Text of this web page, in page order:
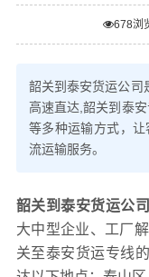
678浏
韶关到泰安货运公司
高速直达,韶关到泰
等多种运输方式，
流运输服务。
韶关到泰安货运公司
大中型企业、工厂
关至泰安货运专线